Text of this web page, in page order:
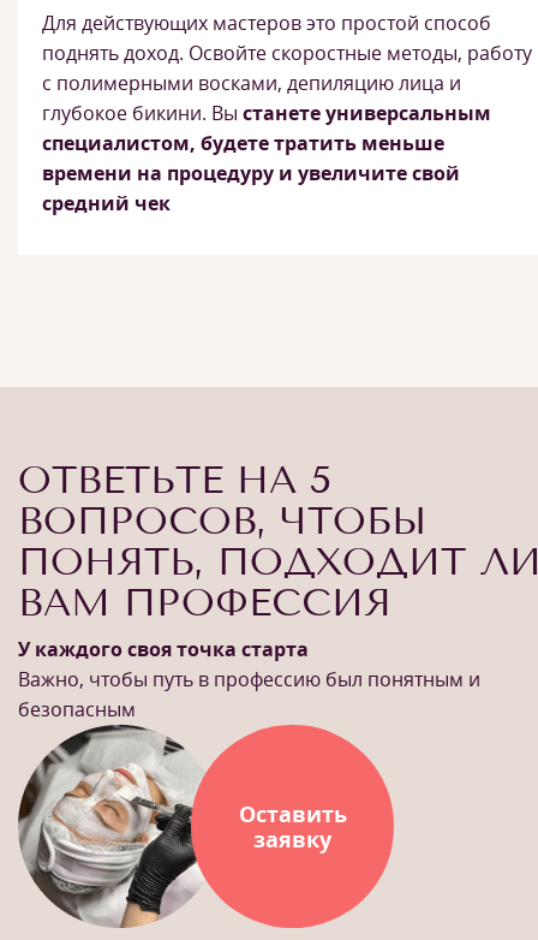
Для действующих мастеров это простой способ
поднять доход. Освойте скоростные методы, работу
с полимерными восками, депиляцию лица и
глубокое бикини. Вы станете универсальным
специалистом, будете тратить меньше
времени на процедуру и увеличите свой
средний чек
ОТВЕТЬТЕ НА 5
ВОПРОСОВ, ЧТОБЫ
ПОНЯТЬ, ПОДХОДИТ
ВАМ ПРОФЕССИЯ
У каждого своя точка старта
Важно, чтобы путь в профессию был понятным и
безопасным
Оставить
заявку